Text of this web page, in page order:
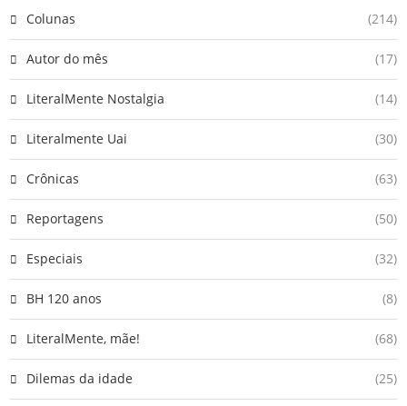
Colunas (214)
Autor do mês (17)
LiteralMente Nostalgia (14)
Literalmente Uai (30)
Crônicas (63)
Reportagens (50)
Especiais (32)
BH 120 anos (8)
LiteralMente, mãe! (68)
Dilemas da idade (25)